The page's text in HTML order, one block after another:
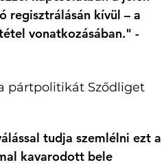
regisztrálásán kívül – a
vonatkozásában." -
pártpolitikát Sződliget
tudja szemlélni ezt a
kavarodott bele